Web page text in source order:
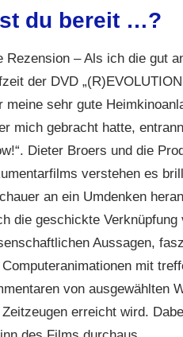
du bereit …?
Rezension – Als ich die gut
der DVD
meine sehr gute
mich gebracht hatte,
Dieter Broers und die
verstehen es
an ein Umdenken
die geschickte Verknüpfung
Aussagen,
Computeranimationen mit
von ausgewählten
Zeitzeugen erreicht wird.